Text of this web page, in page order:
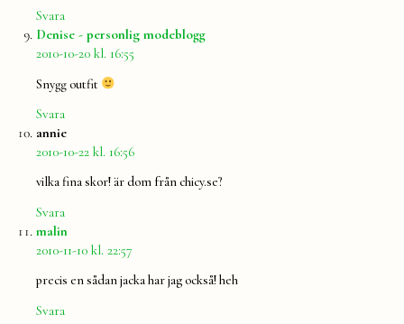
Svara
Denise - personlig modebloggsäger:
2010-10-20 kl. 16:55
Snygg outfit
Svara
anniesäger:
2010-10-22 kl. 16:56
vilka fina skor! är dom från chicy.se?
Svara
malin
2010-11-10 kl. 22:57
precis en sådan jacka har jag också! heh
Svara